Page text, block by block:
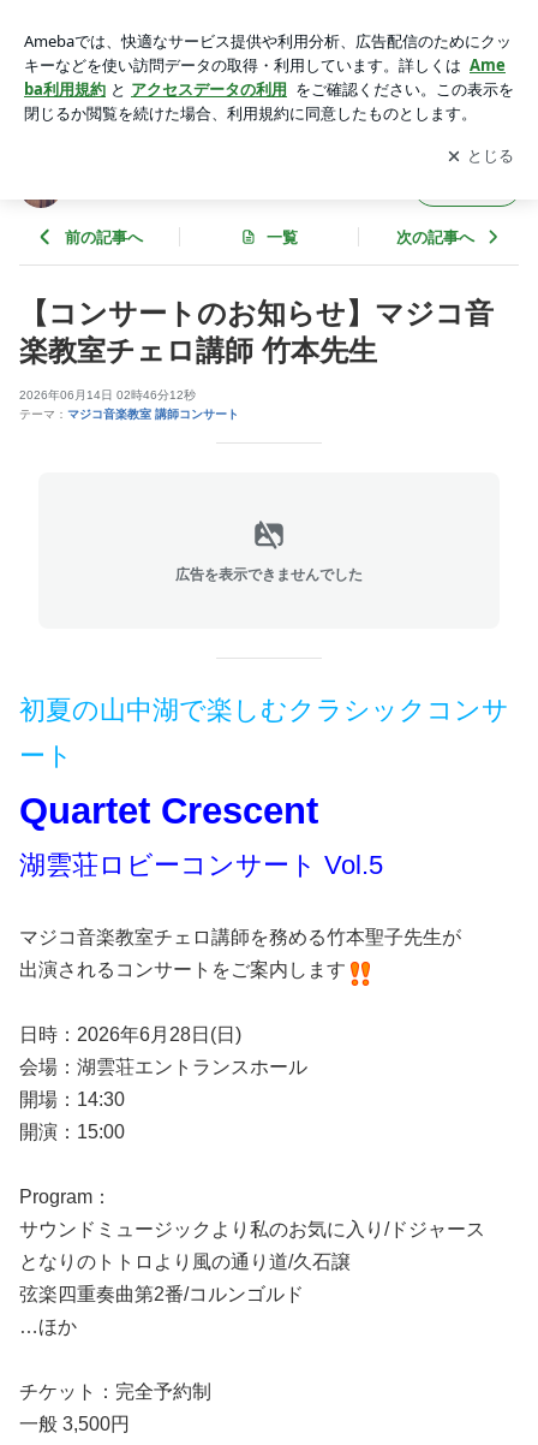
生 | MAGICOのあれやこれ
アプリをダウンロードして ブログの更新通知
を受け取りまし
ょう。
開く
前の記事へ 一覧 次の記事へ
【コンサートのお知らせ】マジコ音
楽教室チェロ講師 竹本先生
2026年06月14日 02時46分12秒
テーマ： マジコ音楽教室 講師コンサート
広告を表示できませんでした
初夏の山中湖で楽しむクラシックコンサ
ート
Quartet Crescent
湖雲荘ロビーコンサート Vol.5
マジコ音楽教室チェロ講師を務める竹本聖子先生が
出演されるコンサートをご案内します
日時：2026年6月28日(日)
会場：湖雲荘エントランスホール
開場：14:30
開演：15:00
Program：
サウンドミュージックより私のお気に入り/ドジャース
となりのトトロより風の通り道/久石譲
弦楽四重奏曲第2番/コルンゴルド
…ほか
チケット：完全予約制
一般 3,500円